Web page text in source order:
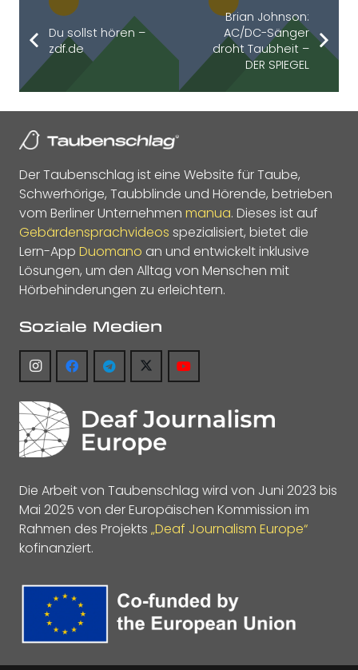
Du sollst hören –
zdf.de
Brian Johnson:
AC/DC-Sänger
droht Taubheit –
DER SPIEGEL
Der Taubenschlag ist eine Website für Taube,
Schwerhörige, Taubblinde und Hörende, betrieben
vom Berliner Unternehmen manua. Dieses ist auf
Gebärdensprachvideos spezialisiert, bietet die
Lern-App Duomano an und entwickelt inklusive
Lösungen, um den Alltag von Menschen mit
Hörbehinderungen zu erleichtern.
Soziale Medien
Die Arbeit von Taubenschlag wird von Juni 2023 bis
Mai 2025 von der Europäischen Kommission im
Rahmen des Projekts „Deaf Journalism Europe“
kofinanziert.